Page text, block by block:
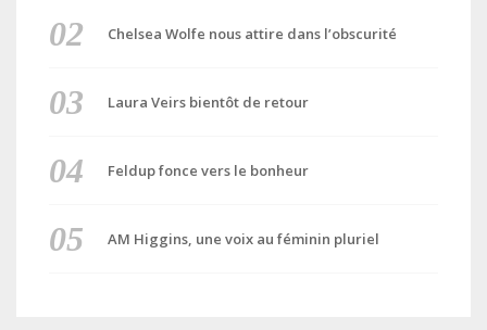
Chelsea Wolfe nous attire dans l’obscurité
Laura Veirs bientôt de retour
Feldup fonce vers le bonheur
AM Higgins, une voix au féminin pluriel